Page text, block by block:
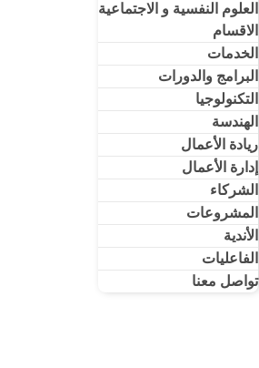
العلوم النفسية و الاجتماعية
الاقسام
الخدمات
البرامج والدورات
التكنولوجيا
الهندسة
ريادة الأعمال​
إدارة الأعمال​
الشركاء
المشروعات
الأندية
الفاعليات
تواصل معنا